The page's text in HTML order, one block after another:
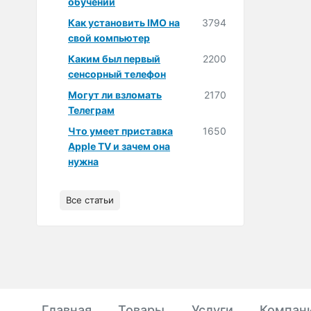
Как установить IMO на
свой компьютер
3794
Каким был первый
сенсорный телефон
2200
Могут ли взломать
Телеграм
2170
Что умеет приставка
Apple TV и зачем она
нужна
1650
Все статьи